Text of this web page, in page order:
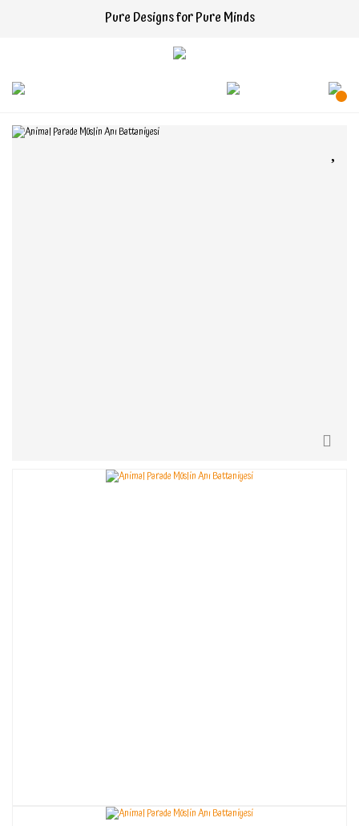
Pure Designs for Pure Minds